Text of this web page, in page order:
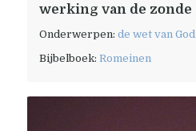
werking van de zonde
Onderwerpen:de wet van God
Bijbelboek:Romeinen